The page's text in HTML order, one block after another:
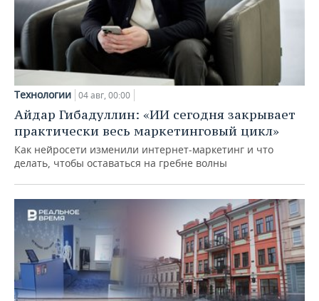
Технологии 04 авг, 00:00
Айдар Гибадуллин: «ИИ сегодня закрывает
практически весь маркетинговый цикл»
Как нейросети изменили интернет-маркетинг и что
делать, чтобы оставаться на гребне волны